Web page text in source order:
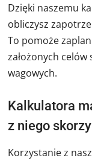
Dzięki naszemu
obliczysz
To pomoże
założonych
wagowych.
Kalkulatora
z niego
Korzystanie z